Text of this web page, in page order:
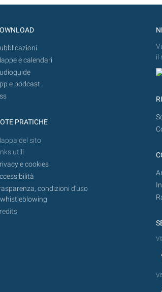
e calendari
e podcast
PRATICHE
del sito
utili
e cookies
condizioni d'uso
il